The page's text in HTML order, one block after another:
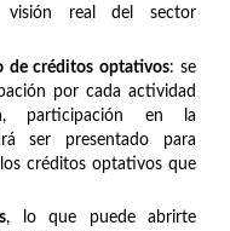
real del sector
de créditos optativos: se
por cada actividad
participación en la
ser presentado para
créditos optativos que
, lo que puede abrirte